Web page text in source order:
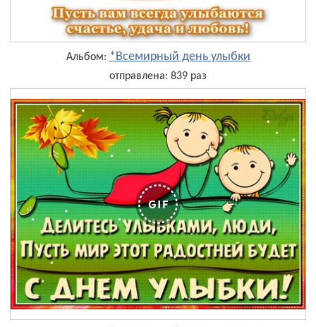
Альбом: *Всемирный день улыбки
отправлена: 839 раз